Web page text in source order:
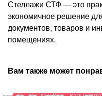
Стеллажи СТФ — это
экономичное решение
документов, товаров и
помещениях.
Вам также может